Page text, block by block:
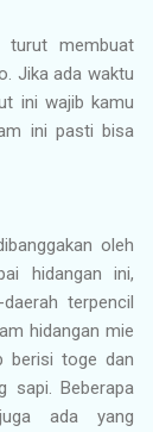
turut membuat
Jika ada waktu
ini wajib kamu
ini pasti bisa
oleh
hidangan ini,
terpencil
hidangan mie
berisi toge dan
sapi. Beberapa
ada yang